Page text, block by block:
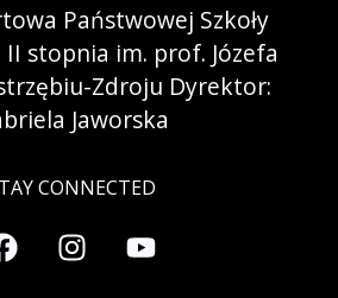
Państwowej Szkoły
II stopnia im. prof. Józefa
Zdroju Dyrektor:
Jaworska
CONNECTED